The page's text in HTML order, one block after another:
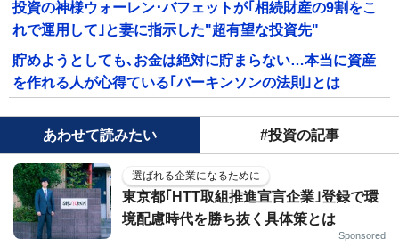
投資の神様ウォーレン･バフェットが｢相続財産の9割をこ
れで運用して｣と妻に指示した"超有望な投資先"
貯めようとしても､お金は絶対に貯まらない…本当に資産
を作れる人が心得ている｢パーキンソンの法則｣とは
あわせて読みたい #投資の記事
選ばれる企業になるために
東京都｢HTT取組推進宣言企業｣登録で環
境配慮時代を勝ち抜く具体策とは
Sponsored